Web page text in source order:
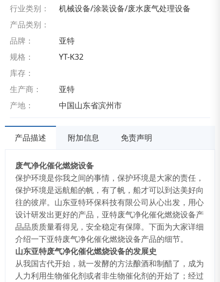
行业类别：
机械设备/涂装设备/废水废气处理设备
产品类别：
品牌：
亚特
规格：
YT-K32
库存：
生产商：
亚特
产地：
中国山东省滨州市
产品描述 附加信息 免责声明
废气净化催化燃烧设备
保护环境是你我之间的事情，保护环境是大家的责任，
保护环境是远航船的帆，有了帆，船才可以到达美好向
往的彼岸。山东亚特环保科技有限公司从心出发，用心
设计研发出更好的产品，亚特废气净化催化燃烧设备产
品品质质量看得见，安全稳定有保障。下面为大家详细
介绍一下亚特废气净化催化燃烧设备产品的细节。
山东亚特废气净化催化燃烧设备的发展史
从我国古代开始，就一发酵的方法酿酒和制醋了，成为
人力利用生物催化剂或者非生物催化剂的开始了；经过